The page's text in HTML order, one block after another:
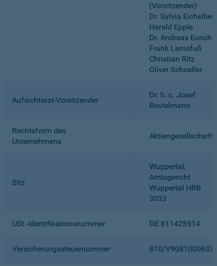
(Vorsitzender)
Dr. Sylvia
Harald Epple
Dr. Andreas Eurich
Frank Lamsfuß
Christian Ritz
Oliver Schoeller
Aufsichtsrat-Vorsitzender
Dr. h. c. Josef
Beutelmann
Rechtsform des
Unternehmens
Aktiengesellschaft
Sitz
Wuppertal;
Amtsgericht
Wuppertal HRB
3033
USt.-Identifikationsnummer DE 811425914
Versicherungssteuernummer 810/